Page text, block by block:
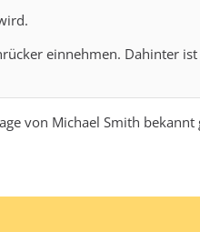
einnehmen. Dahinter
von Michael Smith